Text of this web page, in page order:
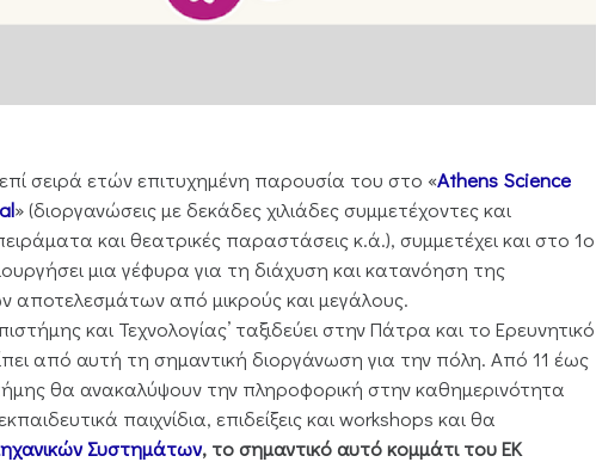
σειρά ετών επιτυχημένη παρουσία του στο «Athens Science
» (διοργανώσεις με δεκάδες χιλιάδες συμμετέχοντες και
και θεατρικές παραστάσεις κ.ά.), συμμετέχει και στο 1ο
μια γέφυρα για τη διάχυση και κατανόηση της
αποτελεσμάτων από μικρούς και μεγάλους.
και Τεχνολογίας’ ταξιδεύει στην Πάτρα και το Ερευνητικό
από αυτή τη σημαντική διοργάνωση για την πόλη. Από 11 έως
θα ανακαλύψουν την πληροφορική στην καθημερινότητα
παιχνίδια, επιδείξεις και workshops και θα
Συστημάτων, το σημαντικό αυτό κομμάτι του ΕΚ